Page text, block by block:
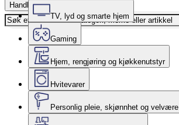
Handlekurv
TV, lyd og smarte hjem
Gaming
Hjem, rengjøring og kjøkkenutstyr
Hvitevarer
Personlig pleie, skjønnhet og velvære